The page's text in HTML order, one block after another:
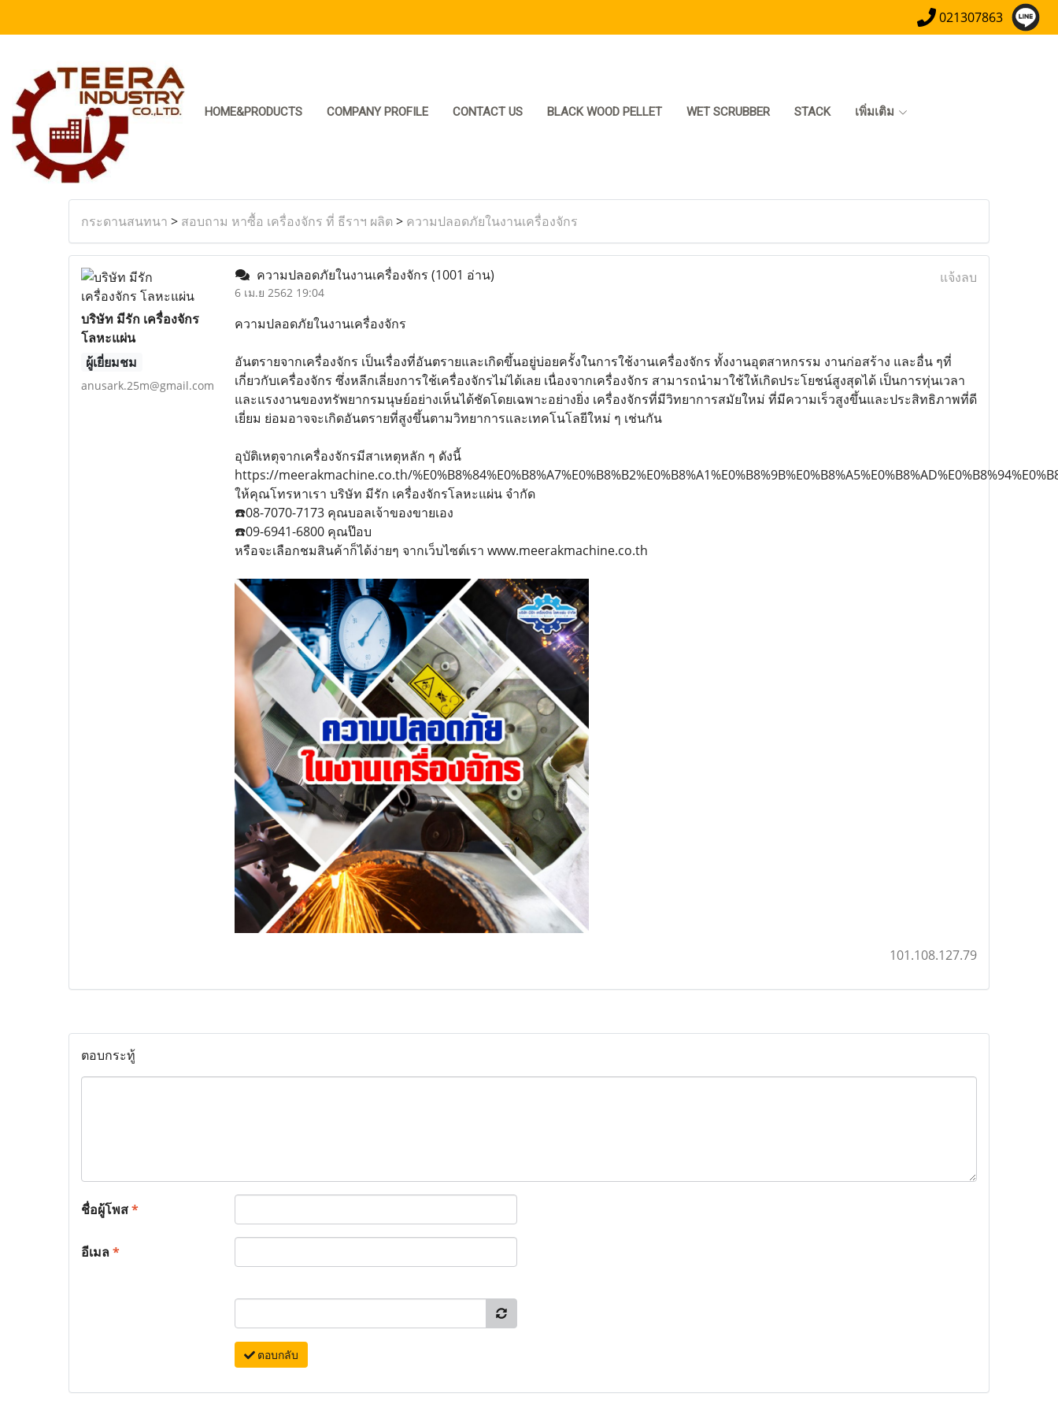
021307863
HOME&PRODUCTS COMPANY PROFILE CONTACT US BLACK WOOD PELLET WET SCRUBBER STACK เพิ่มเติม
กระดานสนทนา > สอบถาม หาซื้อ เครื่องจักร ที่ ธีราฯ ผลิต > ความปลอดภัยในงานเครื่องจักร
บริษัท มีรัก เครื่องจักร
โลหะแผ่น
ผู้เยี่ยมชม
anusark.25m@gmail.com
ความปลอดภัยในงานเครื่องจักร (1001 อ่าน)
6 เม.ย 2562 19:04
แจ้งลบ
ความปลอดภัยในงานเครื่องจักร
อันตรายจากเครื่องจักร เป็นเรื่องที่อันตรายและเกิดขึ้นอยู่บ่อยครั้งในการใช้งานเครื่องจักร ทั้งงานอุตสาหกรรม งานก่อสร้าง และอื่น ๆที่
เกี่ยวกับเครื่องจักร ซึ่งหลีกเลี่ยงการใช้เครื่องจักรไม่ได้เลย เนื่องจากเครื่องจักร สามารถนำมาใช้ให้เกิดประโยชน์สูงสุดได้ เป็นการทุ่นเวลา
และแรงงานของทรัพยากรมนุษย์อย่างเห็นได้ชัดโดยเฉพาะอย่างยิ่ง เครื่องจักรที่มีวิทยาการสมัยใหม่ ที่มีความเร็วสูงขึ้นและประสิทธิภาพที่ดี
เยี่ยม ย่อมอาจจะเกิดอันตรายที่สูงขึ้นตามวิทยาการและเทคโนโลยีใหม่ ๆ เช่นกัน
อุบัติเหตุจากเครื่องจักรมีสาเหตุหลัก ๆ ดังนี้
https://meerakmachine.co.th/
ให้คุณโทรหาเรา บริษัท มีรัก เครื่องจักรโลหะแผ่น จำกัด
☎️08-7070-7173 คุณบอลเจ้าของขายเอง
☎️09-6941-6800 คุณป๊อบ
หรือจะเลือกชมสินค้าก็ได้ง่ายๆ จากเว็บไซต์เรา www.meerakmachine.co.th
101.108.127.79
ตอบกระทู้
ชื่อผู้โพส*
อีเมล*
ตอบกลับ